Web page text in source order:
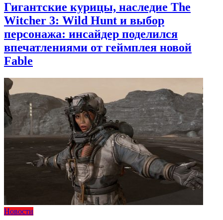
Гигантские курицы, наследие The
Witcher 3: Wild Hunt и выбор
персонажа: инсайдер поделился
впечатлениями от геймплея новой
Fable
Новости